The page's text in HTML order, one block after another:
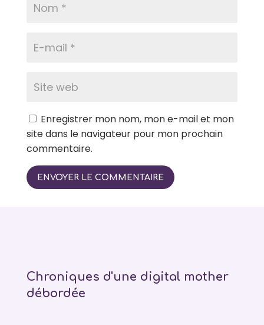
Enregistrer mon nom, mon e-mail et mon
site dans le navigateur pour mon prochain
commentaire.
ENVOYER LE COMMENTAIRE
Chroniques d'une digital mother
débordée